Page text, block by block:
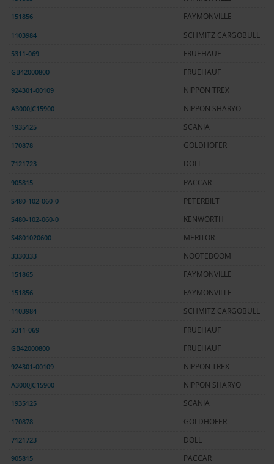
151856 FAYMONVILLE
1103984 SCHMITZ CARGOBULL
5311-069 FRUEHAUF
GB42000800 FRUEHAUF
924301-00109 NIPPON TREX
A3000JC15900 NIPPON SHARYO
1935125 SCANIA
170878 GOLDHOFER
7121723 DOLL
905815 PACCAR
S480-102-060-0 PETERBILT
S480-102-060-0 KENWORTH
S4801020600 MERITOR
3330333 NOOTEBOOM
151865 FAYMONVILLE
151856 FAYMONVILLE
1103984 SCHMITZ CARGOBULL
5311-069 FRUEHAUF
GB42000800 FRUEHAUF
924301-00109 NIPPON TREX
A3000JC15900 NIPPON SHARYO
1935125 SCANIA
170878 GOLDHOFER
7121723 DOLL
905815 PACCAR